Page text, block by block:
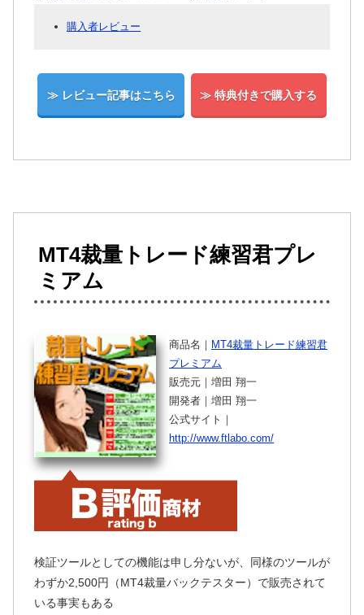
購入者レビュー
≫ レビュー記事はこちら ≫ 特典付きで購入する
MT4裁量トレード練習君プレ
ミアム
商品名｜ MT4裁量トレード練習君
プレミアム
販売元｜増田 翔一
開発者｜増田 翔一
公式サイト｜
http://www.ftlabo.com/
検証ツールとしての機能は申し分ないが、同様のツールが
わずか2,500円（MT4裁量バックテスター）で販売されて
いる事実もある